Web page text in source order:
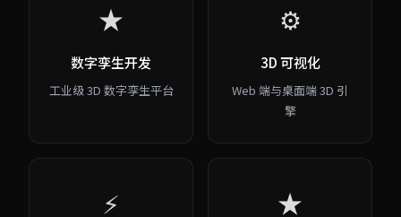
★
数字孪生开发
工业级 3D 数字孪生平台
⚙
3D 可视化
Web 端与桌面端 3D 引
擎
⚡ ★